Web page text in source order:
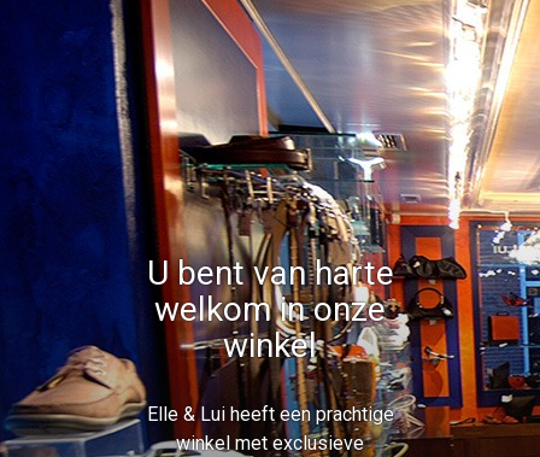
U bent van harte
welkom in onze
winkel
Elle & Lui heeft een prachtige
winkel met exclusieve